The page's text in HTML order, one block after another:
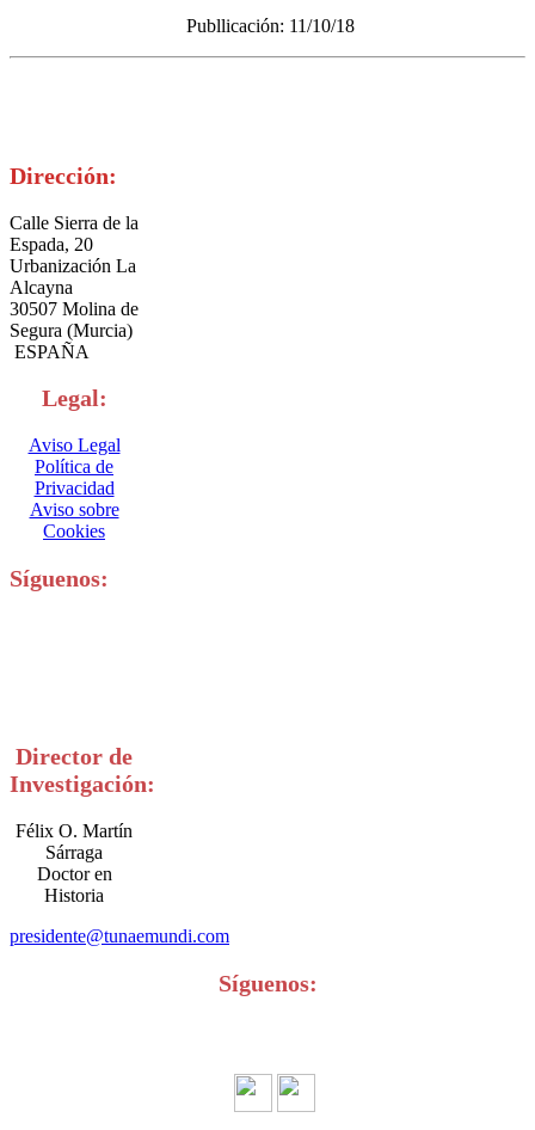
Publlicación: 11/10/18
Dirección:
Calle Sierra de la
Espada, 20
Urbanización La
Alcayna
30507 Molina de
Segura (Murcia)
ESPAÑA
Legal:
Aviso Legal
Política de
Privacidad
Aviso sobre
Cookies
Síguenos:
Director de
Investigación:
Félix O. Martín
Sárraga
Doctor en
Historia
presidente@tunaemundi.com
Síguenos: